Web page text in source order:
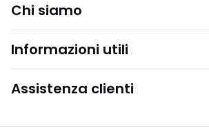
Chi siamo
Informazioni utili
Assistenza clienti